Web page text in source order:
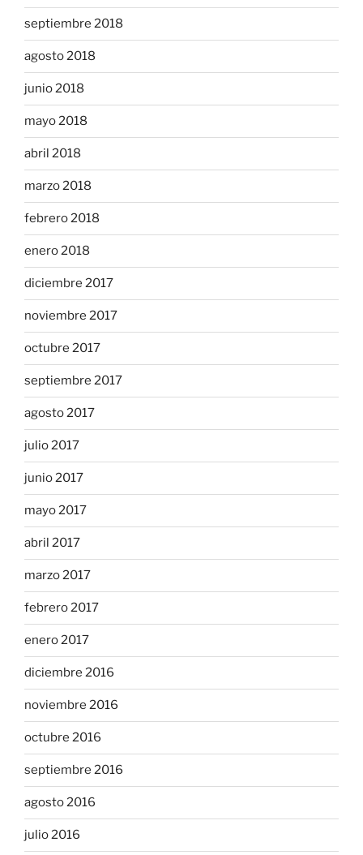
septiembre 2018
agosto 2018
junio 2018
mayo 2018
abril 2018
marzo 2018
febrero 2018
enero 2018
diciembre 2017
noviembre 2017
octubre 2017
septiembre 2017
agosto 2017
julio 2017
junio 2017
mayo 2017
abril 2017
marzo 2017
febrero 2017
enero 2017
diciembre 2016
noviembre 2016
octubre 2016
septiembre 2016
agosto 2016
julio 2016